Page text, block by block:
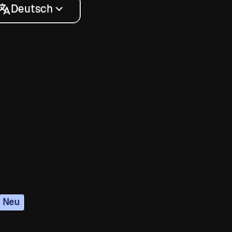
Deutsch
Neu